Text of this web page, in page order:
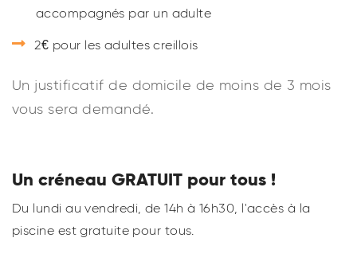
accompagnés par un adulte
2€ pour les adultes creillois
Un justificatif de domicile de moins de 3 mois
vous sera demandé.
Un créneau GRATUIT pour tous !
Du lundi au vendredi, de 14h à 16h30, l'accès à la
piscine est gratuite pour tous.